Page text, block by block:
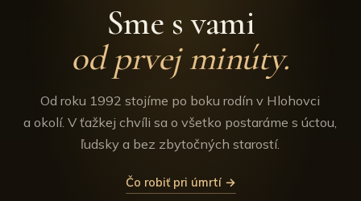
Sme s vami
od prvej minúty.
Od roku 1992 stojíme po boku rodín v Hlohovci
a okolí. V ťažkej chvíli sa o všetko postaráme s úctou,
ľudsky a bez zbytočných starostí.
Čo robiť pri úmrtí →